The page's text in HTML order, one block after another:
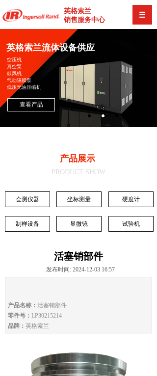
英格索兰
销售服务中心
英格索兰流体设备供应
空压机
真空泵
鼓风机
气动隔膜泵
低压无油压缩机
查看产品
产品展示
PRODUCT SHOW
会测仪器 坐标测量 硬度计
试验机
制样设备 显微镜
活塞销部件
发布时间: 2024-12-03 16:57
产品名称： 活塞销部件
零件号： LP30215214
品牌： 英格索兰